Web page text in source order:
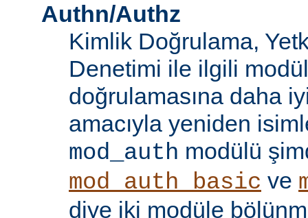
Authn/Authz
Kimlik Doğrulama,
Denetimi ile ilgili
doğrulamasına daha
amacıyla yeniden
mod_auth modülü
mod_auth_basic ve
diye iki modüle